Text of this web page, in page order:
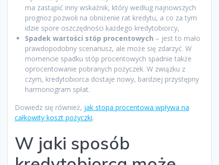
ma zastąpić inny wskaźnik, który według najnowszych
prognoz pozwoli na obniżenie rat kredytu, a co za tym
idzie spore oszczędności każdego kredytobiorcy,
Spadek wartości stóp procentowych – jest to mało
prawdopodobny scenariusz, ale może się zdarzyć. W
momencie spadku stóp procentowych spadnie także
oprocentowanie pobranych pożyczek. W związku z
czym, kredytobiorca dostaje nowy, bardziej przystępny
harmonogram spłat.
Dowiedz się również, jak stopa procentowa wpływa na
całkowity koszt pożyczki.
W jaki sposób